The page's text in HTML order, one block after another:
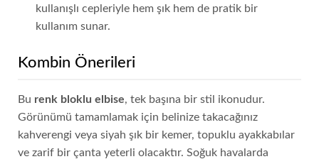
kullanışlı cepleriyle hem şık hem de pratik bir
kullanım sunar.
Kombin Önerileri
Bu renk bloklu elbise, tek başına bir stil ikonudur.
Görünümü tamamlamak için belinize takacağınız
kahverengi veya siyah şık bir kemer, topuklu ayakkabılar
ve zarif bir çanta yeterli olacaktır. Soğuk havalarda